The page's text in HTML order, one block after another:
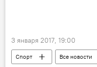
3 января 2017, 19:00
Спорт
Все новости